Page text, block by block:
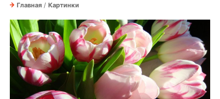
Главная / Картинки